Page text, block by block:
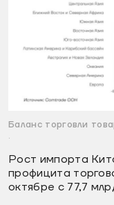
Баланс торговли
.
Рост импорта
профицита
октябре с 77,7